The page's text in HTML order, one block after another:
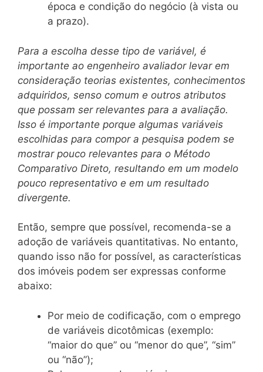
época e condição do negócio (à vista ou
a prazo).
Para a escolha desse tipo de variável, é
importante ao engenheiro avaliador levar em
consideração teorias existentes, conhecimentos
adquiridos, senso comum e outros atributos
que possam ser relevantes para a avaliação.
Isso é importante porque algumas variáveis
escolhidas para compor a pesquisa podem se
mostrar pouco relevantes para o Método
Comparativo Direto, resultando em um modelo
pouco representativo e em um resultado
divergente.
Então, sempre que possível, recomenda-se a
adoção de variáveis quantitativas. No entanto,
quando isso não for possível, as características
dos imóveis podem ser expressas conforme
abaixo:
Por meio de codificação, com o emprego
de variáveis dicotômicas (exemplo:
“maior do que” ou “menor do que”, “sim”
ou “não”);